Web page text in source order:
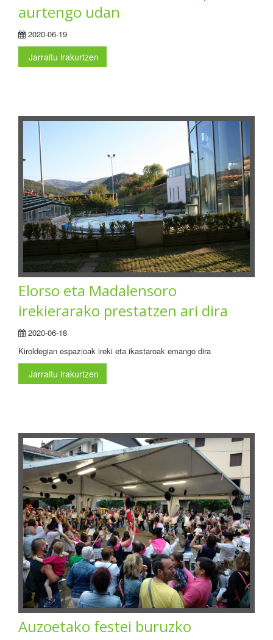
aurtengo udan
2020-06-19
Jarraitu irakurtzen
Elorso eta Madalensoro
irekierarako prestatzen ari dira
2020-06-18
Kiroldegian espazioak ireki eta ikastaroak emango dira
Jarraitu irakurtzen
Auzoetako festei buruzko